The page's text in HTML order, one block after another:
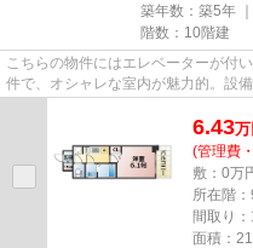
築年数：築5年
階数：10階建
こちらの物件にはエレベーターが付
件で、オシャレな室内が魅力的。設
6.43万
(管理費
敷：0万
所在階
間取り
面積：